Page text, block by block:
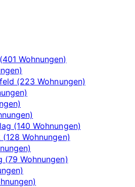
Wohnungen)
(223 Wohnungen)
(140 Wohnungen)
Wohnungen)
(79 Wohnungen)